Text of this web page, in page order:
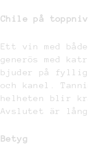
Chile på
Ett vin med
generös med
bjuder på fyllig
och kanel.
helheten blir
Avslutet är
Betyg